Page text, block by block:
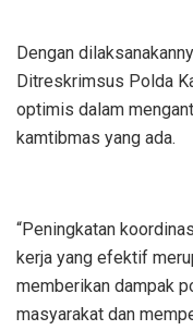
Dengan
Ditreskrimsus Polda
optimis dalam
kamtibmas yang ada.
“Peningkatan
kerja yang efektif
memberikan dampak
masyarakat dan